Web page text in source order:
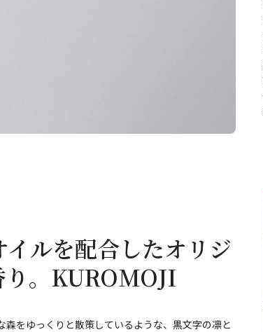
ルを配合したオリジ
り。KUROMOJI
をゆっくりと散策しているような、黒文字の凛と